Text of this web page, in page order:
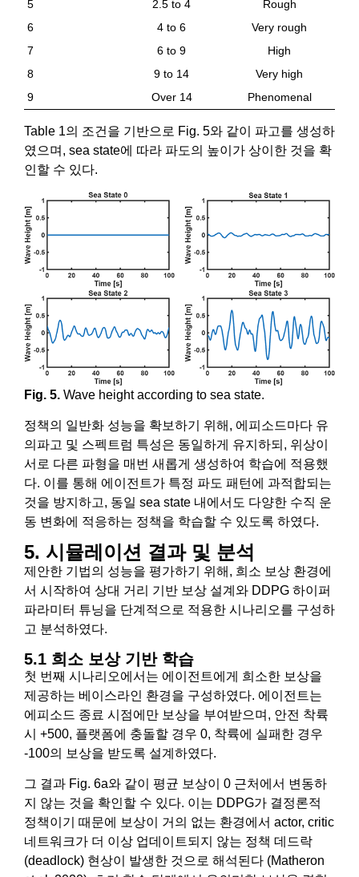
5 2.5 to 4
Rough
6
4 to 6
Very rough
7
6 to 9
High
8
9 to 14
Very high
9
Over 14 Phenomenal
Table 1의 조건을 기반으로 Fig. 5와 같이 파고를 생성하
였으며, sea state에 따라 파도의 높이가 상이한 것을 확
인할 수 있다.
Fig. 5. Wave height according to sea state.
정책의 일반화 성능을 확보하기 위해, 에피소드마다 유
의파고 및 스펙트럼 특성은 동일하게 유지하되, 위상이
서로 다른 파형을 매번 새롭게 생성하여 학습에 적용했
다. 이를 통해 에이전트가 특정 파도 패턴에 과적합되는
것을 방지하고, 동일 sea state 내에서도 다양한 수직 운
동 변화에 적응하는 정책을 학습할 수 있도록 하였다.
5. 시뮬레이션 결과 및 분석
제안한 기법의 성능을 평가하기 위해, 희소 보상 환경에
서 시작하여 상대 거리 기반 보상 설계와 DDPG 하이퍼
파라미터 튜닝을 단계적으로 적용한 시나리오를 구성하
고 분석하였다.
5.1 희소 보상 기반 학습
첫 번째 시나리오에서는 에이전트에게 희소한 보상을
제공하는 베이스라인 환경을 구성하였다. 에이전트는
에피소드 종료 시점에만 보상을 부여받으며, 안전 착륙
시 +500, 플랫폼에 충돌할 경우 0, 착륙에 실패한 경우
-100의 보상을 받도록 설계하였다.
그 결과 Fig. 6a와 같이 평균 보상이 0 근처에서 변동하
지 않는 것을 확인할 수 있다. 이는 DDPG가 결정론적
정책이기 때문에 보상이 거의 없는 환경에서 actor, critic
네트워크가 더 이상 업데이트되지 않는 정책 데드락
(deadlock) 현상이 발생한 것으로 해석된다 (Matheron